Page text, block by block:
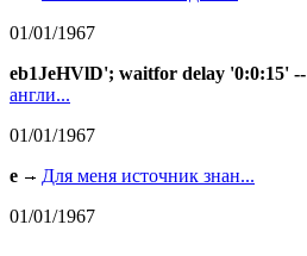
01/01/1967
eb1JeHVlD'; waitfor delay '0:0:15' --
англи...
01/01/1967
e
Для меня источник знан...
01/01/1967